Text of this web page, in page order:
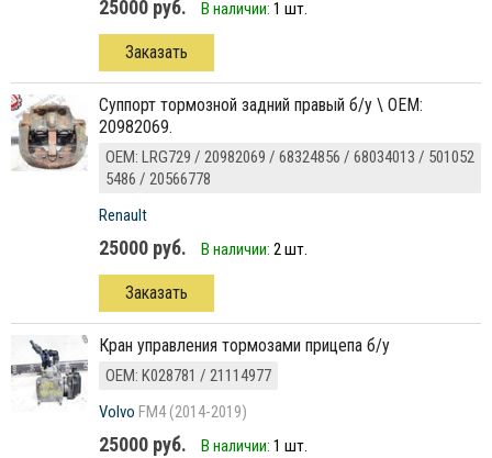
25000 руб. В наличии: 1 шт.
Заказать
суппорт тормозной задний правый б/у \ ОЕМ:
20982069.
ОЕМ: LRG729 / 20982069 / 68324856 / 68034013 / 501052
5486 / 20566778
Renault
25000 руб. В наличии: 2 шт.
Заказать
кран управления тормозами прицепа б/у
ОЕМ: K028781 / 21114977
Volvo FM4 (2014-2019)
25000 руб. В наличии: 1 шт.